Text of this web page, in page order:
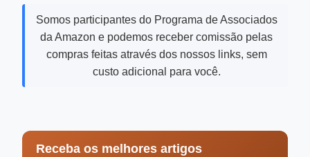
Somos participantes do Programa de Associados
da Amazon e podemos receber comissão pelas
compras feitas através dos nossos links, sem
custo adicional para você.
Receba os melhores artigos